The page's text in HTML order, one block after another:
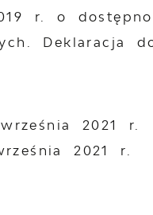
r. o
Deklaracja
2021 r.
2021 r.